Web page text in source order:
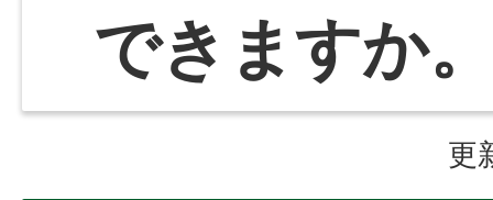
できますか
更